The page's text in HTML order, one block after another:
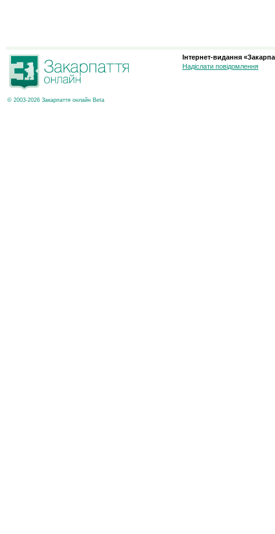
© 2003-2026 Закарпаття онлайн Beta
Інтернет-видання
Надіслати повідомлення